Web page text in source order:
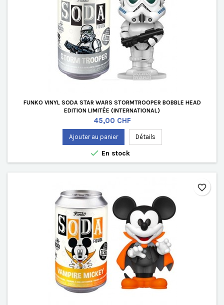
FUNKO VINYL SODA STAR WARS STORMTROOPER BOBBLE HEAD
EDITION LIMITÉE (INTERNATIONAL)
Prix
45,00 CHF
Ajouter au panier Détails
 En stock
favorite_border